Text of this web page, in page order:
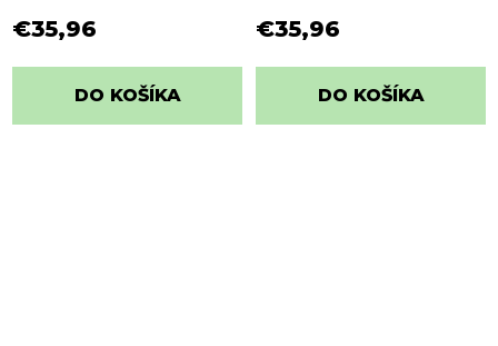
bodkami
€35,96
DO KOŠÍKA
bodkami
€35,96
DO KOŠÍKA